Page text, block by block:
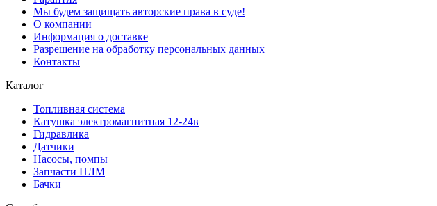
Мы будем защищать авторские права в суде!
О компании
Информация о доставке
Разрешение на обработку персональных данных
Контакты
Каталог
Топливная система
Катушка электромагнитная 12-24в
Гидравлика
Датчики
Насосы, помпы
Запчасти ПЛМ
Бачки